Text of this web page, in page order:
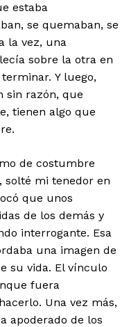
estaba
se quemaban, se
la vez, una
sobre la otra en
Y luego,
sin razón, que
tienen algo que
de costumbre
solté mi tenedor en
que unos
de los demás y
interrogante. Esa
una imagen de
su vida. El vínculo
fuera
Una vez más,
apoderado de los